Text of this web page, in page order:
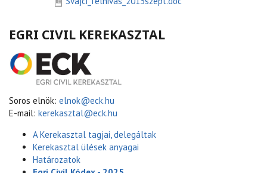
EGRI CIVIL KEREKASZTAL
Soros elnök: elnok@eck.hu
E-mail: kerekasztal@eck.hu
A Kerekasztal tagjai, delegáltak
Kerekasztal ülések anyagai
Határozatok